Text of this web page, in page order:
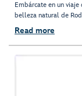
Embárcate en un
belleza natural de
Read more